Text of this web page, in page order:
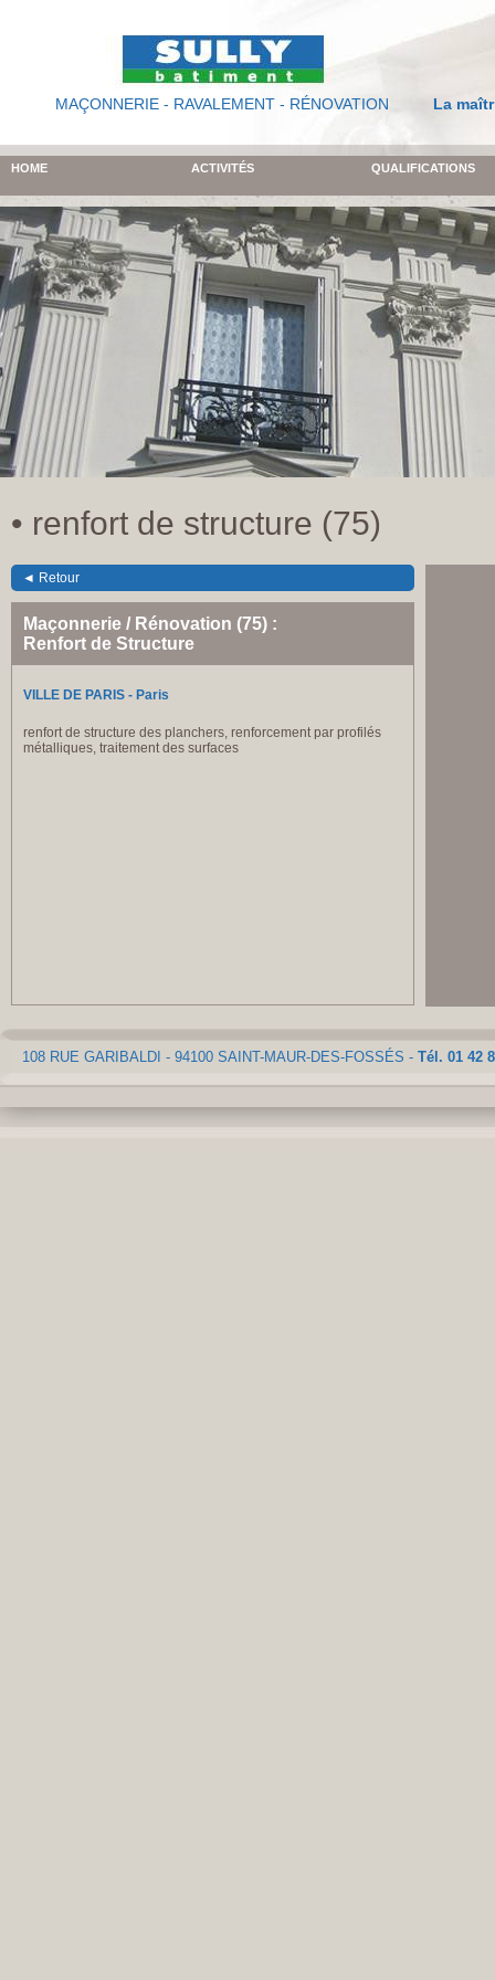
MAÇONNERIE - RAVALEMENT - RÉNOVATION La
HOME ACTIVITÉS QUALIFICATIONS
• renfort de structure (75)
◄ Retour
Maçonnerie / Rénovation (75) :
Renfort de Structure
VILLE DE PARIS - Paris
renfort de structure des planchers, renforcement par profilés
métalliques, traitement des surfaces
108 RUE GARIBALDI - 94100 SAINT-MAUR-DES-FOSSÉS - Tél. 01 42